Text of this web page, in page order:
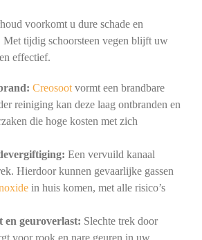
voorkomt u dure schade en
Met tijdig schoorsteen vegen blijft uw
effectief.
Creosootvormt een brandbare
reiniging kan deze laag ontbranden en
die hoge kosten met zich
Een vervuild kanaal
Hierdoor kunnen gevaarlijke gassen
in huis komen, met alle risico’s
en geuroverlast: Slechte trek door